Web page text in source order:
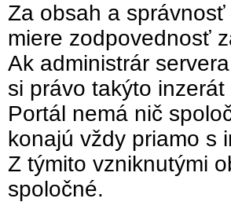
Za obsah a
miere zodpovednosť
Ak administrár
si právo takýto
Portál nemá nič
konajú vždy priamo s
Z týmito vzniknutými
spoločné.